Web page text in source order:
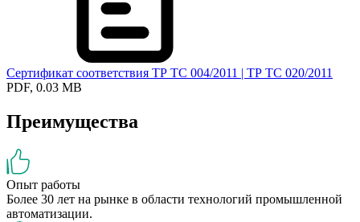
Сертификат соответствия ТР ТС 004/2011 | ТР ТС 020/2011
PDF, 0.03 MB
Преимущества
Опыт работы
Более 30 лет на рынке в области технологий промышленной
автоматизации.